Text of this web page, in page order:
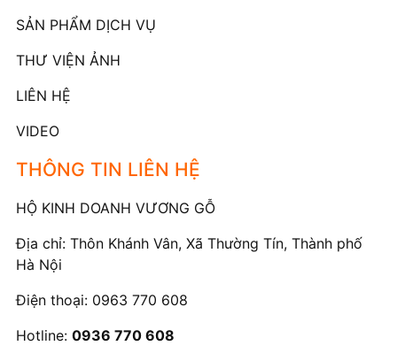
SẢN PHẨM DỊCH VỤ
THƯ VIỆN ẢNH
LIÊN HỆ
VIDEO
THÔNG TIN LIÊN HỆ
HỘ KINH DOANH VƯƠNG GỖ
Địa chỉ: Thôn Khánh Vân, Xã Thường Tín, Thành phố
Hà Nội
Điện thoại: 0963 770 608
Hotline: 0936 770 608